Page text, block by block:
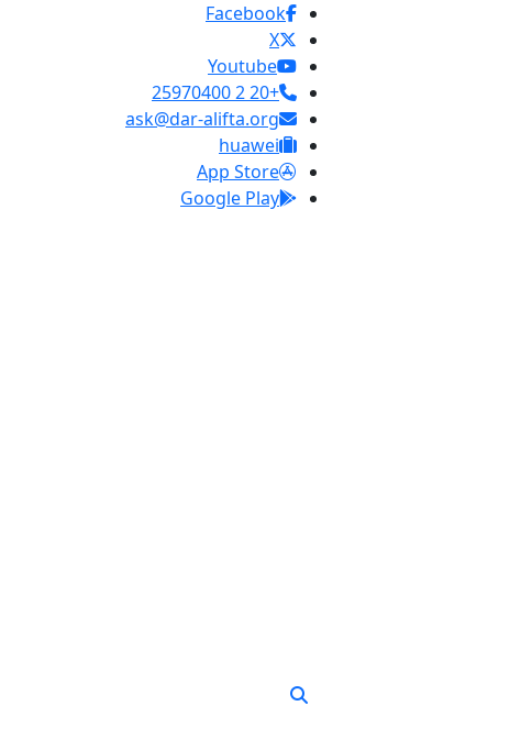
Facebook
X
Youtube
+20 2 25970400
ask@dar-alifta.org
huawei
App Store
Google Play